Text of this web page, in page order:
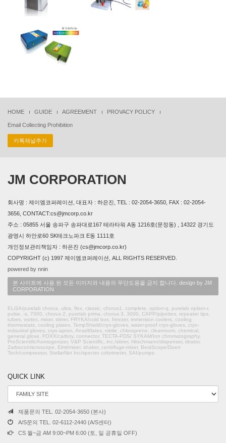
HOME GUIDE AGREEMENT PROVACY POLICY
Email Collecting Prohibition
카톡채널추가
JM CORPORATION
회사명 : 제이엠코퍼레이션, 대표자 : 하은진, TEL : 02-2054-3650, FAX : 02-2054-
3656, CONTACT:cs@jmcorp.co.kr
주소 : 05855 서울 송파구 송파대로167 테라타워 A동 1216호(문정동) , 14322 경기도
광명시 하안로60 SK테크노파크 E동 1111호
개인정보관리책임자 : 하은진 (cs@jmcorp.co.kr)
COPYRIGHT (c) 1997 제이엠코퍼레이션, ALL RIGHTS RESERVED.
powered by nnin
본 사이트에 사용 된 모든 이미지와 내용의 무단도용을 금지 합니다. design by JM
CORPORATION
ELGA/purelab chorus, ultra, flex, classic, chorus1, complete, option-q, purelab option-r,
pulse, -s, 7000, chorus 2, purelab prima, chorus 3, 3000, CAPP/pipettes, repeater tips,
tubes, vortex, mixer, stirrer, FRYKA/cold box, freezer, immersion coolers, cooling
thermostats, cooling plates, TempShield/cryo-gloves, water-proof cryo-gloves, cryo-
indsutiral gloves, cryo-apron, Ansell/latex, nitrile, chloroprene, cleanroom, chemical,
general glove, FOXX/carboy, connector, TECTA-PDS/ SYKAM/Ion chromatography,
ProScientific/homogenizer, V&P Scientific, inc./stirrer, Hirschmann/dispenser, titrator,
Zarbeco/microscope, Elmi/mixer, shaker, centrifuge-mixer, BestScope/Duerr
Tech/compressor, StellarNet Inc/spectro colorimeter, SAI/pumps
QUICK LINK
제품문의 TEL. 02-2054-3650 (본사)
A/S문의 TEL. 02-6112-2440 (A/S센터)
CS 월~금 AM 9:00~PM 6:00 (토, 일 공휴일 OFF)